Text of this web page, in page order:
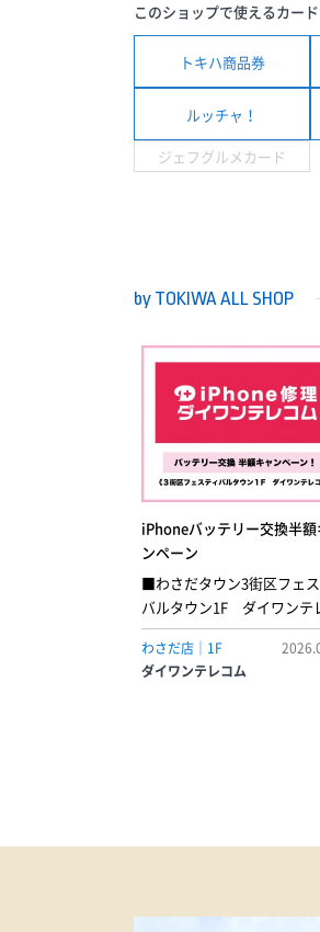
このショップで使えるカー
トキハ商品券
ルッチャ！
ジェフグルメカード
by TOKIWA ALL SHOP
iPhoneバッテリー交換半額
ンペーン
■わさだタウン3街区フェ
バルタウン1F ダイワンテ
ム■8月8日(土) ▶︎ 8月16日(
間限定で、iPhoneのバッ
交換がなんと…半額！スマホ
を開催！期間中にお持ち込
充電が持たない…・お出か
わさだ店｜1F
ダイワンテレコム